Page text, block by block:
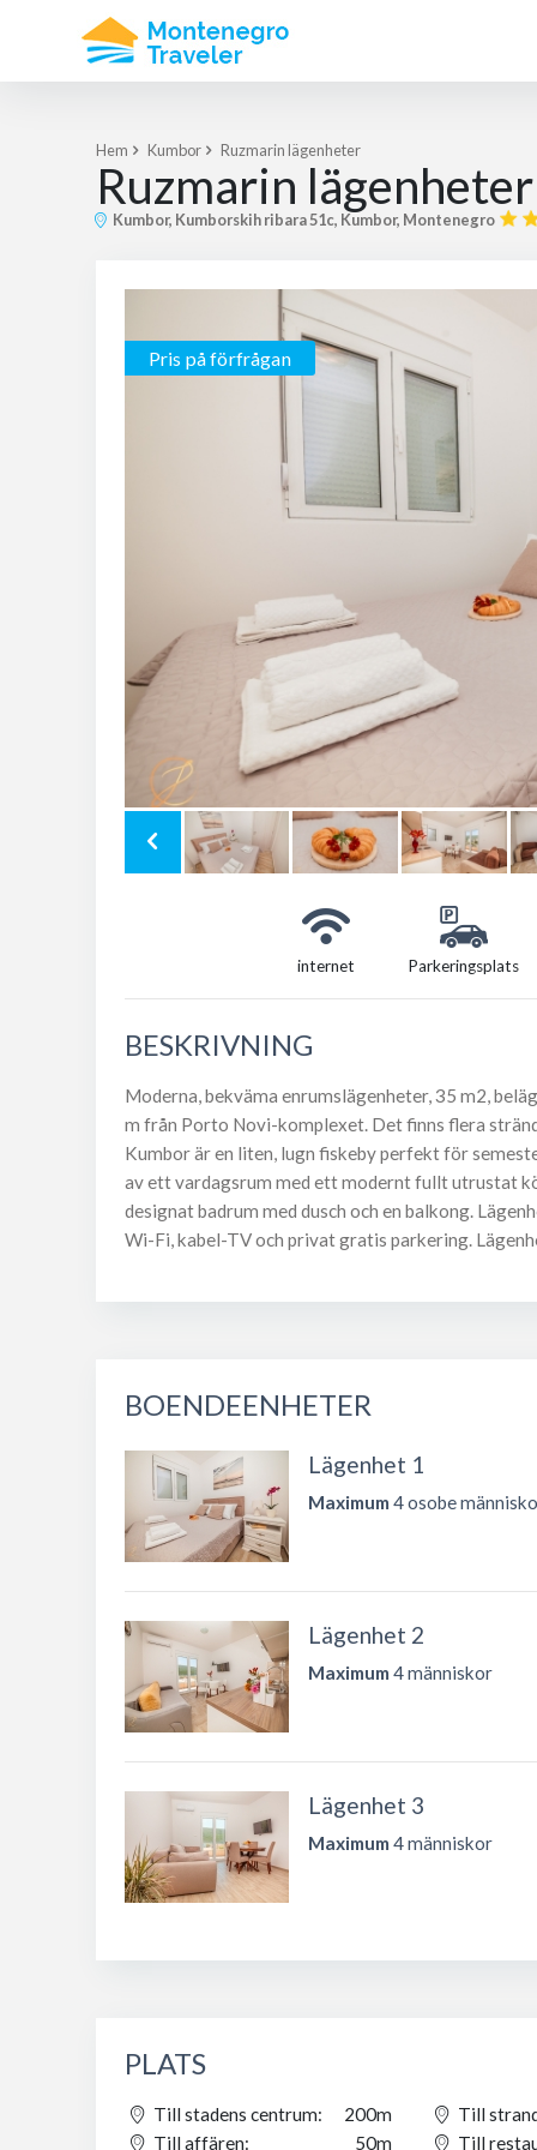
Hem Kumbor Ruzmarin lägenheter
Ruzmarin lägenheter
Kumbor, Kumborskih ribara 51c, Kumbor, Montenegro
Pris på förfrågan
internet Parkeringsplats
BESKRIVNING
Moderna, bekväma enrumslägenheter, 35 m2,
m från Porto Novi-komplexet. Det finns flera
Kumbor är en liten, lugn fiskeby perfekt för
av ett vardagsrum med ett modernt fullt utrustat
designat badrum med dusch och en balkong.
Wi-Fi, kabel-TV och privat gratis parkering.
BOENDEENHETER
Lägenhet 1
Maximum 4 osobe
Lägenhet 2
Maximum 4 människor
Lägenhet 3
Maximum 4 människor
PLATS
Till stadens centrum: 200m
Till
Till affären:
50m Till